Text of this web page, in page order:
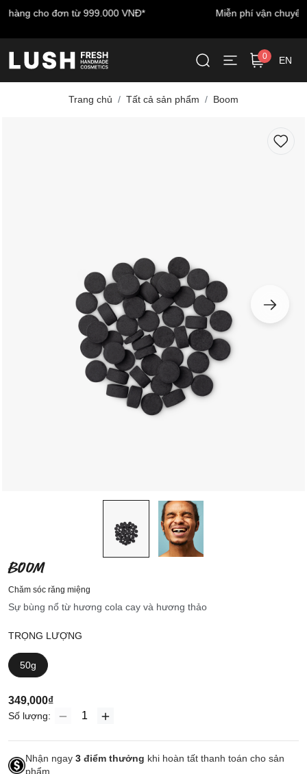
Miễn phí vận chuyển cho đơn hàng đầu tiên - nhập mã:
0 EN
Trang chủ Tất cả sản phẩm Boom
BOOM
Chăm sóc răng miệng
Sự bùng nổ từ hương cola cay và hương thảo
TRỌNG LƯỢNG
50g
349,000₫
Số lượng:
Nhận ngay 3 điểm thưởng khi hoàn tất thanh toán cho sản
phẩm